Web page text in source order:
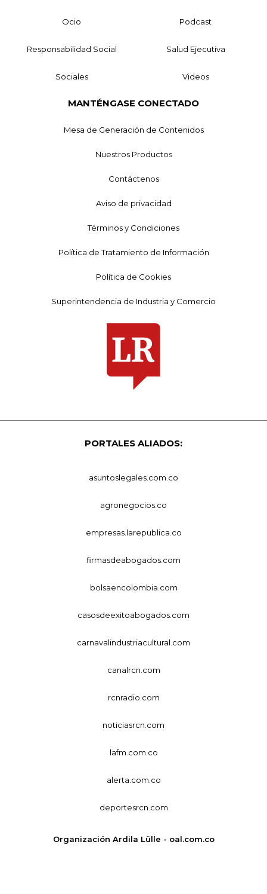
Ocio Podcast
Responsabilidad Social Salud Ejecutiva
Sociales Videos
MANTÉNGASE CONECTADO
Mesa de Generación de Contenidos
Nuestros Productos
Contáctenos
Aviso de privacidad
Términos y Condiciones
Política de Tratamiento de Información
Política de Cookies
Superintendencia de Industria y Comercio
PORTALES ALIADOS:
asuntoslegales.com.co
agronegocios.co
empresas.larepublica.co
firmasdeabogados.com
bolsaencolombia.com
casosdeexitoabogados.com
carnavalindustriacultural.com
canalrcn.com
rcnradio.com
noticiasrcn.com
lafm.com.co
alerta.com.co
deportesrcn.com
Organización Ardila Lülle - oal.com.co